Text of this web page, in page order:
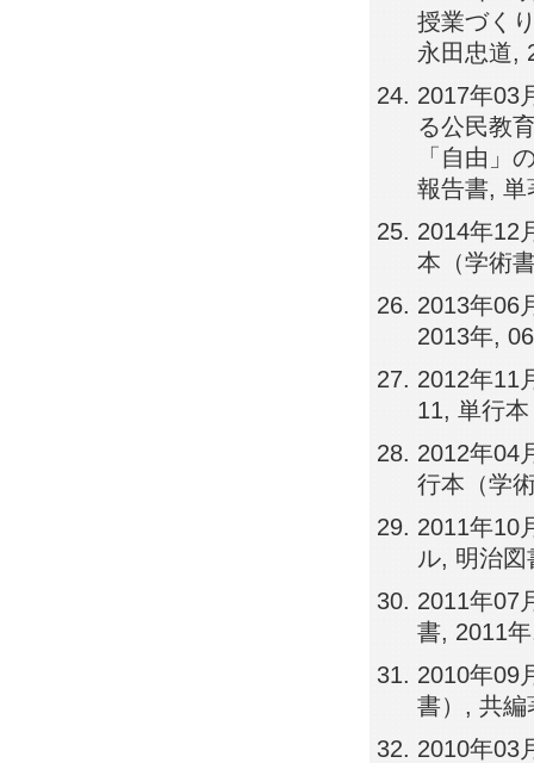
授業づく
永田忠道,
2017年03
る公民教
「自由」
報告書, 単
2014年12
本（学術
2013年06
2013年,
2012年11
11, 単行
2012年04
行本（学
2011年10
ル, 明治
2011年07
書, 2011
2010年09
書）, 共編
2010年03